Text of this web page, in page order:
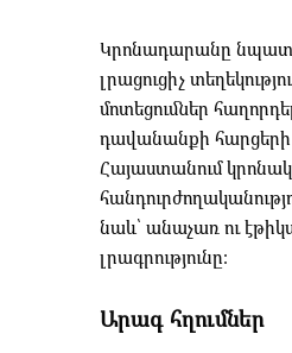
Կրոնադարանը
լրացուցիչ
մոտեցումներ
դավանանքի
Հայաստանում
նաև՝ անաչառ ու
լրագրությունը։
Արագ հղումներ